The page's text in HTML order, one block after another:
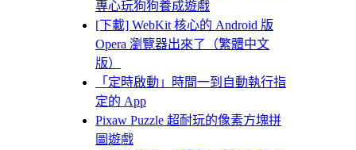
專心玩狗狗養成遊戲
[下載] WebKit 核心的 Android 版
Opera 瀏覽器出來了（繁體中文
版）
「定時啟動」時間一到自動執行指
定的 App
Pixaw Puzzle 超耐玩的像素方塊拼
圖遊戲